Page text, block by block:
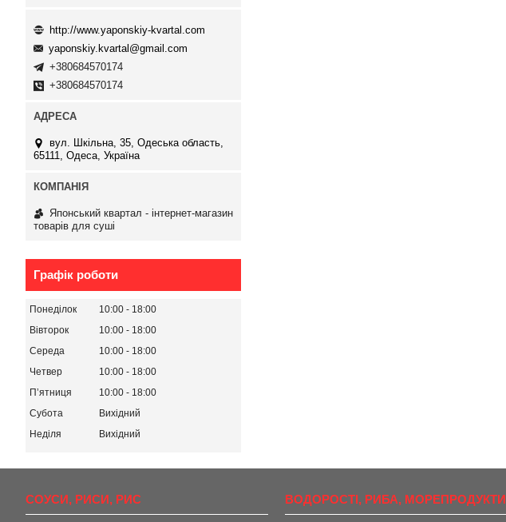
http://www.yaponskiy-kvartal.com
yaponskiy.kvartal@gmail.com
+380684570174
+380684570174
вул. Шкільна, 35, Одеська область,
65111, Одеса, Україна
Японський квартал - інтернет-магазин
товарів для суші
Графік роботи
Понеділок 10:00
18:00
Вівторок
10:00
18:00
Середа
10:00
18:00
Четвер
10:00
18:00
Пʼятниця
10:00
18:00
Субота
Вихідний
Неділя
Вихідний
СОУСИ, РИСИ, РИС ВОДОРОСТІ, РИБА, МОРЕПРОДУКТИ